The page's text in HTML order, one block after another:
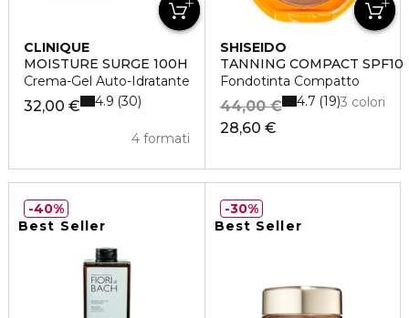
CLINIQUE
MOISTURE SURGE 100H
Crema-Gel Auto-Idratante
32,00 €
4 formati
4.9 30
SHISEIDO
TANNING COMPACT SPF10
Fondotinta Compatto
28,60 €
44,00 € 3 colori
4.7 19
Best Seller
40%
Best Seller
30%